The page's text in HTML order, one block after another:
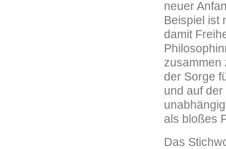
neuer
Beispiel ist
damit
zusammen
der Sorge
und auf
als bloßes
Das